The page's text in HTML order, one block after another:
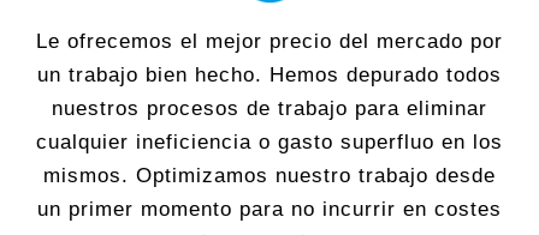
Le ofrecemos el mejor precio del mercado por
un trabajo bien hecho. Hemos depurado todos
nuestros procesos de trabajo para eliminar
cualquier ineficiencia o gasto superfluo en los
mismos. Optimizamos nuestro trabajo desde
un primer momento para no incurrir en costes